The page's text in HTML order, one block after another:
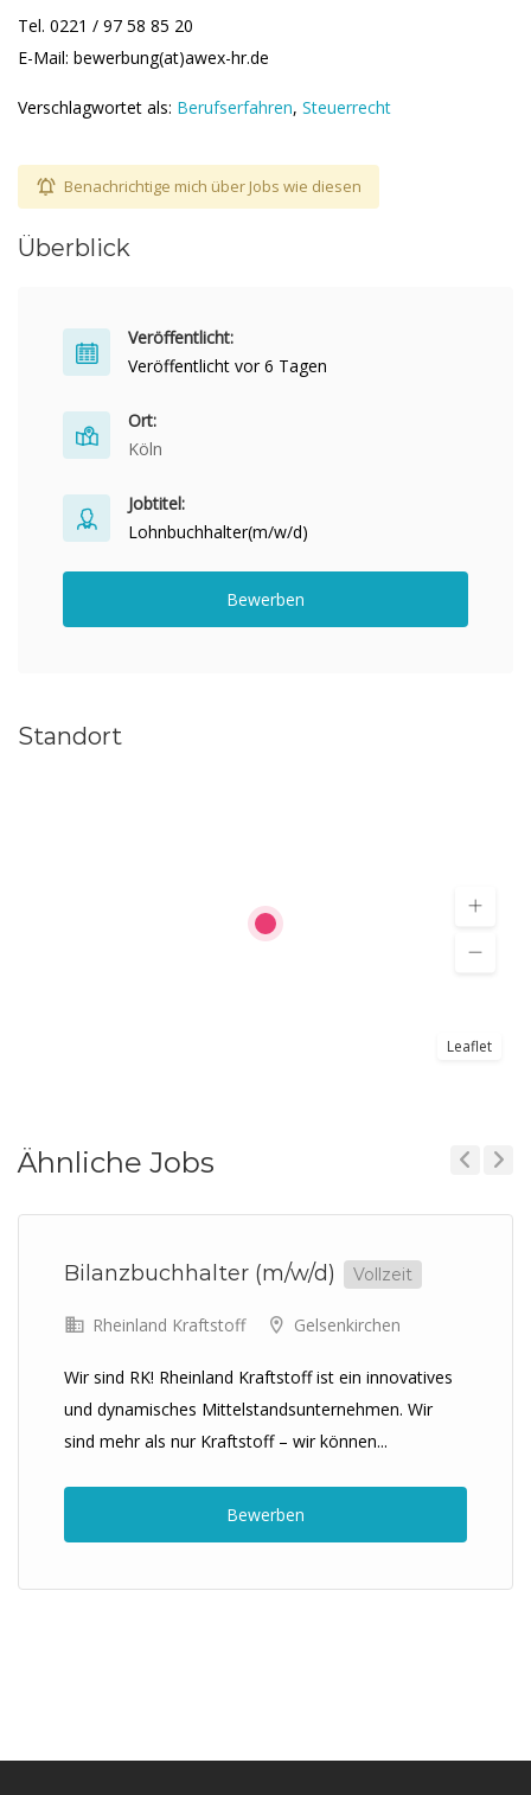
Tel. 0221 / 97 58 85 20
E-Mail: bewerbung(at)awex-hr.de
Verschlagwortet als: Berufserfahren, Steuerrecht
Benachrichtige mich über Jobs wie diesen
Überblick
Veröffentlicht:
Veröffentlicht vor 6 Tagen
Ort:
Köln
Jobtitel:
Lohnbuchhalter(m/w/d)
Bewerben
Standort
Leaflet
Ähnliche Jobs
Bilanzbuchhalter (m/w/d) Vollzeit
Rheinland Kraftstoff Gelsenkirchen
Wir sind RK! Rheinland Kraftstoff ist ein innovatives
und dynamisches Mittelstandsunternehmen. Wir
sind mehr als nur Kraftstoff – wir können...
Bewerben